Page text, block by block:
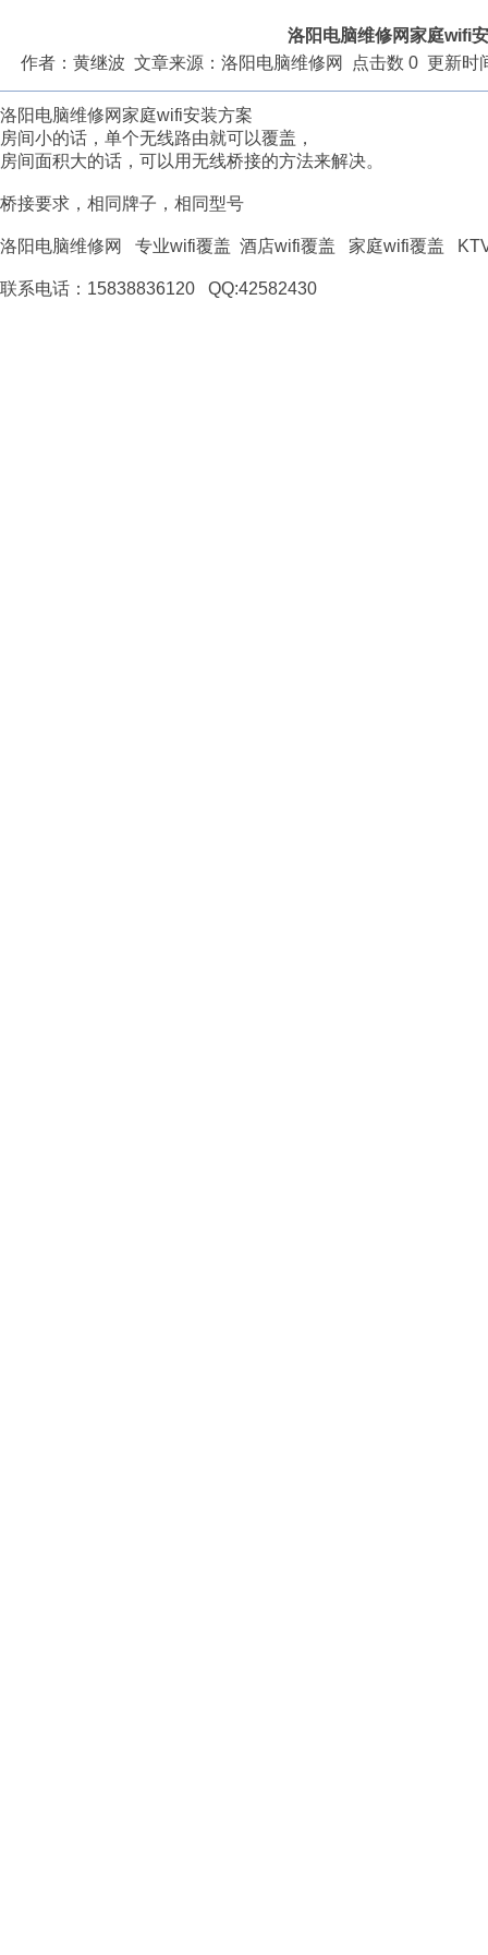
洛阳电脑维修网家庭wifi
作者：黄继波 文章来源：洛阳电脑维修网 点击数 0 更新时
洛阳电脑维修网家庭wifi安装方案
房间小的话，单个无线路由就可以覆盖，
房间面积大的话，可以用无线桥接的方法来解决。
桥接要求，相同牌子，相同型号
洛阳电脑维修网 专业wifi覆盖 酒店wifi覆盖 家庭wifi覆盖
联系电话：15838836120 QQ:42582430